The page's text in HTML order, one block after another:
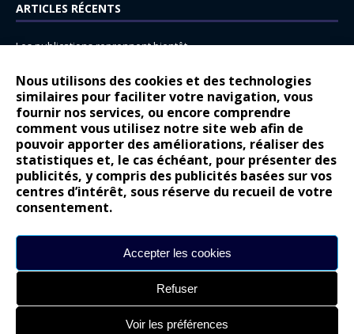
Nous utilisons des cookies et des technologies
similaires pour faciliter votre navigation, vous
fournir nos services, ou encore comprendre
comment vous utilisez notre site web afin de
pouvoir apporter des améliorations, réaliser des
statistiques et, le cas échéant, pour présenter des
publicités, y compris des publicités basées sur vos
centres d’intérêt, sous réserve du recueil de votre
consentement.
Accepter les cookies
Refuser
Voir les préférences
ARTICLES RÉCENTS
Les publications reprennent bientôt…
14 juillet : nouveau film de marque pour Citroën
Renault Espace : voyage, voyage…
Peugeot E-208 GTi : naissance d’une légende
COMMENTAIRES RÉCENTS
Bernard Dardartdans
Gilly
gyo
Lancia Ypsilon : naturellement envoûtante ?